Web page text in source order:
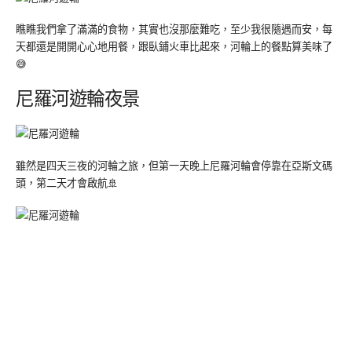
瞧瞧我們拿了滿滿的食物，其實也沒那麼難吃，至少我很隨遇而安，每
天都還是開開心心地用餐，跟臥鋪火車比起來，河輪上的餐點算美味了
😅
尼羅河遊輪夜景
雖然是四天三夜的河輪之旅，但第一天晚上尼羅河輪會停靠在亞斯文碼
頭，第二天才會啟航🚢